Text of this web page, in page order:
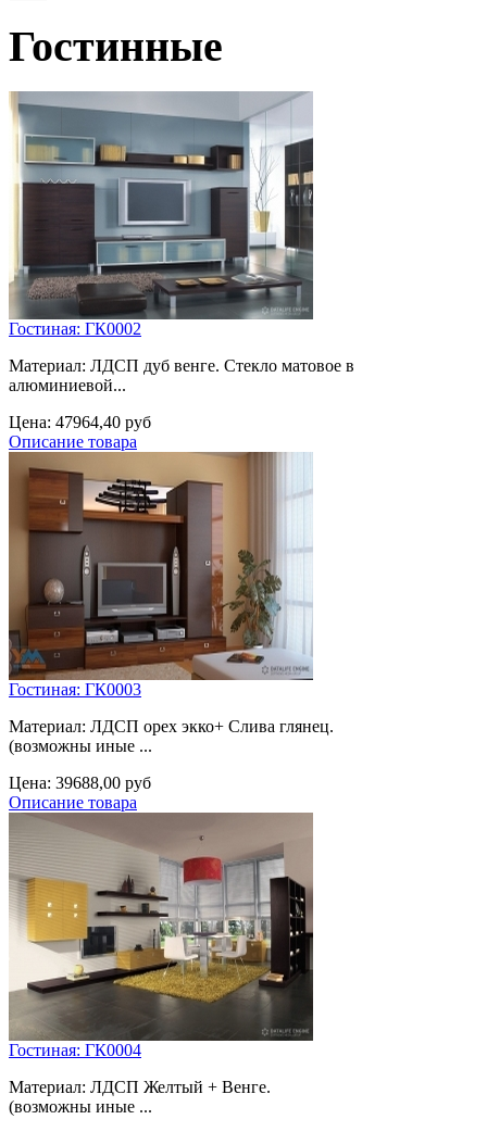
Гостинные
Гостиная: ГК0002
Материал: ЛДСП дуб венге. Стекло матовое в
алюминиевой...
Цена: 47964,40 руб
Описание товара
Гостиная: ГК0003
Материал: ЛДСП орех экко+ Слива глянец.
(возможны иные ...
Цена: 39688,00 руб
Описание товара
Гостиная: ГК0004
Материал: ЛДСП Желтый + Венге.
(возможны иные ...